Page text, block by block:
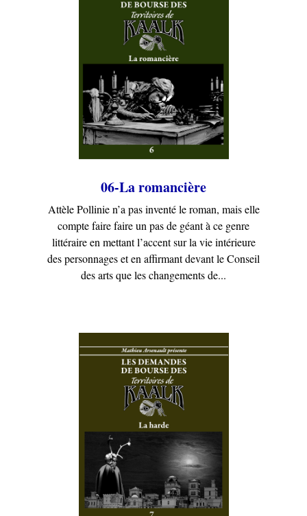
06-La romancière
Attèle Pollinie n’a pas inventé le roman, mais elle
compte faire faire un pas de géant à ce genre
littéraire en mettant l’accent sur la vie intérieure
des personnages et en affirmant devant le Conseil
des arts que les changements de...